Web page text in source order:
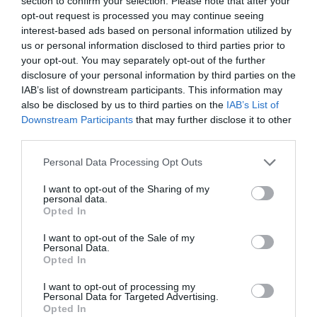
opt-out request is processed you may continue seeing
interest-based ads based on personal information utilized by
us or personal information disclosed to third parties prior to
your opt-out. You may separately opt-out of the further
disclosure of your personal information by third parties on the
IAB’s list of downstream participants. This information may
also be disclosed by us to third parties on the IAB’s List of
Downstream Participants that may further disclose it to other
Personal Data Processing Opt Outs
I want to opt-out of the Sharing of my
personal data.
Opted In
I want to opt-out of the Sale of my
Personal Data.
Opted In
I want to opt-out of processing my
Personal Data for Targeted Advertising.
Opted In
aconseguir un millor triatge i evitar
desplaçaments innecessaris al centre de salut,
“especialment en casos com l’actual amb el
coronavirus”, assenyala Cuevas.
La transformació del
sistema sanitari
suposat un canvi de paradigma, tant econòmic
com social o de canvi d’hàbits. Estem parlant
d’Intel·ligència Artificial, robòtica, Blockchain,
realitat virtual... solucions que estan impactant de
el sanitari”, explica Moreno. Una revolució
tecnològica que ha provocat una transformació